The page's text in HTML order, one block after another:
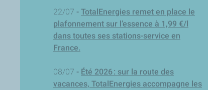
22/07 - TotalEnergies remet en place le
plafonnement sur l’essence à 1,99 €/l
dans toutes ses stations-service en
France.
08/07 - Été 2026 : sur la route des
vacances, TotalEnergies accompagne les